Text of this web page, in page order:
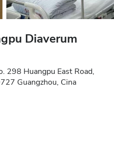
Diaverum
298 Huangpu East Road,
Guangzhou, Cina